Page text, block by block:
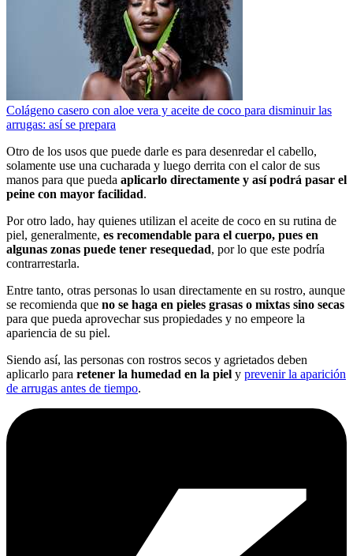
Colágeno casero con aloe vera y aceite de coco para disminuir las
arrugas: así se prepara
Otro de los usos que puede darle es para desenredar el cabello,
solamente use una cucharada y luego derrita con el calor de sus
manos para que pueda aplicarlo directamente y así podrá pasar el
peine con mayor facilidad.
Por otro lado, hay quienes utilizan el aceite de coco en su rutina de
piel, generalmente, es recomendable para el cuerpo, pues en
algunas zonas puede tener resequedad, por lo que este podría
contrarrestarla.
Entre tanto, otras personas lo usan directamente en su rostro, aunque
se recomienda que no se haga en pieles grasas o mixtas sino secas
para que pueda aprovechar sus propiedades y no empeore la
apariencia de su piel.
Siendo así, las personas con rostros secos y agrietados deben
aplicarlo para retener la humedad en la piel y prevenir la aparición
de arrugas antes de tiempo.